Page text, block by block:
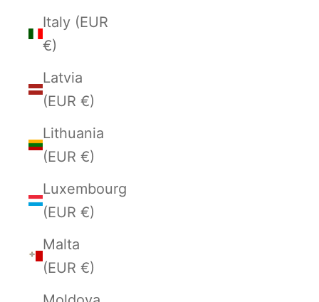
Italy (EUR
€)
Latvia
(EUR €)
Lithuania
(EUR €)
Luxembourg
(EUR €)
Malta
(EUR €)